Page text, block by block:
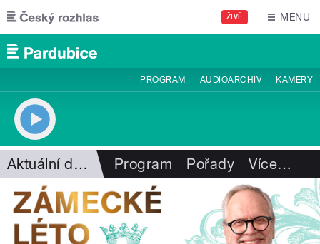
Přejít k hlavnímu obsahu
ŽIVĚ MENU
PROGRAM AUDIOARCHIV KAMERY
Aktuální dění Program Pořady Více…